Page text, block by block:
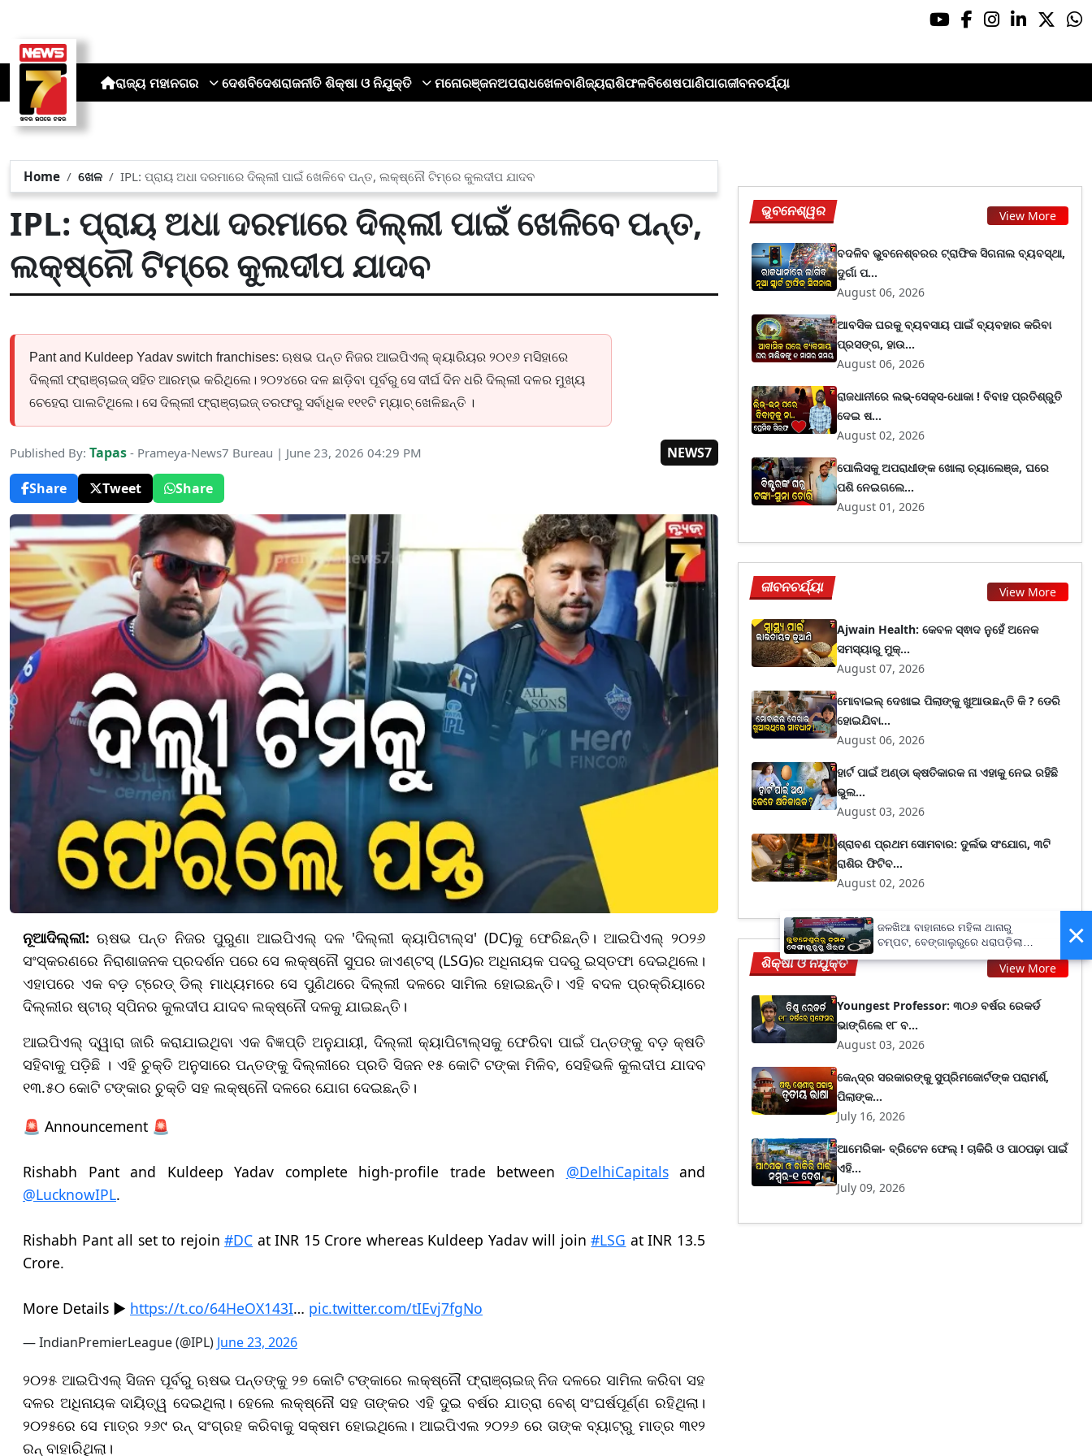
ରାଜ୍ୟ ମହାନଗର ଦେଶବିଦେଶରାଜନୀତି ଶିକ୍ଷା ଓ ନିଯୁକ୍ତି ମନୋରଞ୍ଜନଅପରାଧଖେଳବାଣିଜ୍ୟରାଶିଫଳବିଶେଷପାଣିପାଗଜୀବନଚର୍ଯ୍ୟା
Home ଖେଳ IPL: ପ୍ରାୟ ଅଧା ଦରମାରେ ଦିଲ୍ଲୀ ପାଇଁ ଖେଳିବେ ପନ୍ତ, ଲକ୍ଷ୍ନୌ ଟିମ୍‌ରେ କୁଲଦୀପ ଯାଦବ
IPL: ପ୍ରାୟ ଅଧା ଦରମାରେ ଦିଲ୍ଲୀ ପାଇଁ ଖେଳିବେ ପନ୍ତ,
ଲକ୍ଷ୍ନୌ ଟିମ୍‌ରେ କୁଲଦୀପ ଯାଦବ
Pant and Kuldeep Yadav switch franchises: ଋଷଭ ପନ୍ତ ନିଜର ଆଇପିଏଲ୍ କ୍ୟାରିୟର ୨୦୧୬ ମସିହାରେ
ଦିଲ୍ଲୀ ଫ୍ରାଞ୍ଚାଇଜ୍ ସହିତ ଆରମ୍ଭ କରିଥିଲେ। ୨୦୨୪ରେ ଦଳ ଛାଡ଼ିବା ପୂର୍ବରୁ ସେ ଦୀର୍ଘ ଦିନ ଧରି ଦିଲ୍ଲୀ ଦଳର ମୁଖ୍ୟ
ଚେହେରା ପାଲଟିଥିଲେ। ସେ ଦିଲ୍ଲୀ ଫ୍ରାଞ୍ଚାଇଜ୍ ତରଫରୁ ସର୍ବାଧିକ ୧୧୧ଟି ମ୍ୟାଚ୍ ଖେଳିଛନ୍ତି ।
Published By: Tapas - Prameya-News7 Bureau | June 23, 2026 04:29 PM
NEWS7
Share
Tweet Share
ନୂଆଦିଲ୍ଲୀ: ଋଷଭ ପନ୍ତ ନିଜର ପୁରୁଣା ଆଇପିଏଲ୍ ଦଳ 'ଦିଲ୍ଲୀ କ୍ୟାପିଟାଲ୍ସ' (DC)କୁ ଫେରିଛନ୍ତି। ଆଇପିଏଲ୍ ୨୦୨୬
ସଂସ୍କରଣରେ ନିରାଶାଜନକ ପ୍ରଦର୍ଶନ ପରେ ସେ ଲକ୍ଷ୍ନୌ ସୁପର ଜାଏଣ୍ଟସ୍ (LSG)ର ଅଧିନାୟକ ପଦରୁ ଇସ୍ତଫା ଦେଇଥିଲେ।
ଏହାପରେ ଏକ ବଡ଼ ଟ୍ରେଡ୍ ଡିଲ୍ ମାଧ୍ୟମରେ ସେ ପୁଣିଥରେ ଦିଲ୍ଲୀ ଦଳରେ ସାମିଲ ହୋଇଛନ୍ତି। ଏହି ବଦଳ ପ୍ରକ୍ରିୟାରେ
ଦିଲ୍ଲୀର ଷ୍ଟାର୍ ସ୍ପିନର କୁଲଦୀପ ଯାଦବ ଲକ୍ଷ୍ନୌ ଦଳକୁ ଯାଇଛନ୍ତି।
ଆଇପିଏଲ୍ ଦ୍ୱାରା ଜାରି କରାଯାଇଥିବା ଏକ ବିଜ୍ଞପ୍ତି ଅନୁଯାୟୀ, ଦିଲ୍ଲୀ କ୍ୟାପିଟାଲ୍ସକୁ ଫେରିବା ପାଇଁ ପନ୍ତଙ୍କୁ ବଡ଼ କ୍ଷତି
ସହିବାକୁ ପଡ଼ିଛି । ଏହି ଚୁକ୍ତି ଅନୁସାରେ ପନ୍ତଙ୍କୁ ଦିଲ୍ଲୀରେ ପ୍ରତି ସିଜନ ୧୫ କୋଟି ଟଙ୍କା ମିଳିବ, ସେହିଭଳି କୁଲଦୀପ ଯାଦବ
୧୩.୫୦ କୋଟି ଟଙ୍କାର ଚୁକ୍ତି ସହ ଲକ୍ଷ୍ନୌ ଦଳରେ ଯୋଗ ଦେଇଛନ୍ତି।
🚨 Announcement 🚨
Rishabh Pant and Kuldeep Yadav complete high-profile trade between @DelhiCapitalsand
@LucknowIPL.
Rishabh Pant all set to rejoin#DC at INR 15 Crore whereas Kuldeep Yadav will join#LSG at INR 13.5
Crore.
More Details ▶️ https://t.co/64HeOX143I… pic.twitter.com/tIEvj7fgNo
— IndianPremierLeague (@IPL) June 23, 2026
୨୦୨୫ ଆଇପିଏଲ୍ ସିଜନ ପୂର୍ବରୁ ଋଷଭ ପନ୍ତଙ୍କୁ ୨୭ କୋଟି ଟଙ୍କାରେ ଲକ୍ଷ୍ନୌ ଫ୍ରାଞ୍ଚାଇଜ୍ ନିଜ ଦଳରେ ସାମିଲ କରିବା ସହ
ଦଳର ଅଧିନାୟକ ଦାୟିତ୍ୱ ଦେଇଥିଲା। ହେଲେ ଲକ୍ଷ୍ନୌ ସହ ତାଙ୍କର ଏହି ଦୁଇ ବର୍ଷର ଯାତ୍ରା ବେଶ୍ ସଂଘର୍ଷପୂର୍ଣ୍ଣ ରହିଥିଲା।
୨୦୨୫ରେ ସେ ମାତ୍ର ୨୬୯ ରନ୍ ସଂଗ୍ରହ କରିବାକୁ ସକ୍ଷମ ହୋଇଥିଲେ। ଆଇପିଏଲ ୨୦୨୬ ରେ ତାଙ୍କ ବ୍ୟାଟ୍‌ରୁ ମାତ୍ର ୩୧୨
ରନ୍ ବାହାରିଥିଲା।
ଭୁବନେଶ୍ୱର View More
ବଦଳିବ ଭୁବନେଶ୍ବରର ଟ୍ରାଫିକ ସିଗନାଲ ବ୍ୟବସ୍ଥା,
ଦୁର୍ଗା ପ...
August 06, 2026
ଆବସିକ ଘରକୁ ବ୍ୟବସାୟ ପାଇଁ ବ୍ୟବହାର କରିବା
ପ୍ରସଙ୍ଗ, ହାଉ...
August 06, 2026
ରାଜଧାନୀରେ ଲଭ୍-ସେକ୍ସ-ଧୋକା ! ବିବାହ ପ୍ରତିଶ୍ରୁତି
ଦେଇ ଷ...
August 02, 2026
ପୋଲିସକୁ ଅପରାଧୀଙ୍କ ଖୋଲା ଚ୍ୟାଲେଞ୍ଜ, ଘରେ
ପଶି ନେଇଗଲେ...
August 01, 2026
ଜୀବନଚର୍ଯ୍ୟା View More
Ajwain Health: କେବଳ ସ୍ଵାଦ ନୁହେଁ ଅନେକ
ସମସ୍ୟାରୁ ମୁକ୍...
August 07, 2026
ମୋବାଇଲ୍ ଦେଖାଇ ପିଲାଙ୍କୁ ଖୁଆଉଛନ୍ତି କି ? ଡେରି
ହୋଇଯିବା...
August 06, 2026
ହାର୍ଟ ପାଇଁ ଅଣ୍ଡା କ୍ଷତିକାରକ ନା ଏହାକୁ ନେଇ ରହିଛି
ଭୁଲ...
August 03, 2026
ଶ୍ରାବଣ ପ୍ରଥମ ସୋମବାର: ଦୁର୍ଲଭ ସଂଯୋଗ, ୩ଟି
ରାଶିର ଫିଟିବ...
August 02, 2026
ଶିକ୍ଷା ଓ ନିଯୁକ୍ତି View More
Youngest Professor: ୩୦୬ ବର୍ଷର ରେକର୍ଡ
ଭାଙ୍ଗିଲେ ୧୮ ବ...
August 03, 2026
କେନ୍ଦ୍ର ସରକାରଙ୍କୁ ସୁପ୍ରିମକୋର୍ଟଙ୍କ ପରାମର୍ଶ,
ପିଲାଙ୍କ...
July 16, 2026
ଆମେରିକା- ବ୍ରିଟେନ ଫେଲ୍ ! ଚାକିରି ଓ ପାଠପଢ଼ା ପାଇଁ
ଏହି...
July 09, 2026
×
ଜଳଖିଆ ବାହାନାରେ ମହିଳା ଥାନାରୁ
ଚମ୍ପଟ, ବେଙ୍ଗାଲୁରୁରେ ଧରାପଡ଼ିଲା
ଦୁଷ୍କର୍ମ ଅଭିଯୁକ୍ତ